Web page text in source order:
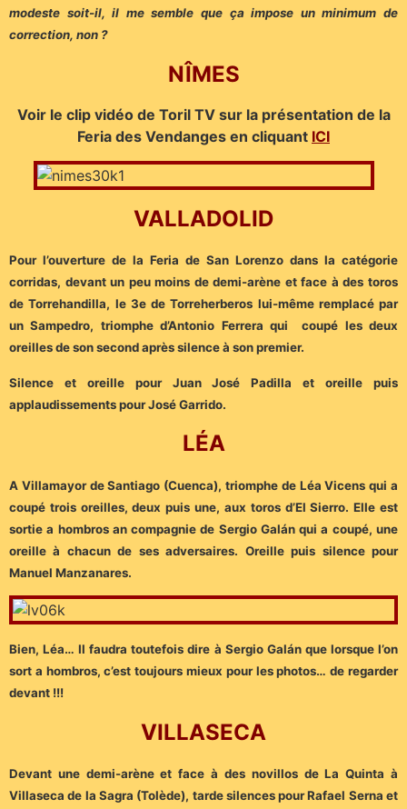
modeste soit-il, il me semble que ça impose un minimum de
correction, non ?
NÎMES
Voir le clip vidéo de Toril TV sur la présentation de la
Feria des Vendanges en cliquant ICI
VALLADOLID
Pour l’ouverture de la Feria de San Lorenzo dans la catégorie
corridas, devant un peu moins de demi-arène et face à des toros
de Torrehandilla, le 3e de Torreherberos lui-même remplacé par
un Sampedro, triomphe d’Antonio Ferrera qui coupé les deux
oreilles de son second après silence à son premier.
Silence et oreille pour Juan José Padilla et oreille puis
applaudissements pour José Garrido.
LÉA
A Villamayor de Santiago (Cuenca), triomphe de Léa Vicens qui a
coupé trois oreilles, deux puis une, aux toros d’El Sierro.Elle est
sortie a hombros an compagnie de Sergio Galán qui a coupé, une
oreille à chacun de ses adversaires. Oreille puis silence pour
Manuel Manzanares.
Bien, Léa… Il faudra toutefois dire à Sergio Galán que lorsque l’on
sort a hombros, c’est toujours mieux pour les photos… de regarder
devant !!!
VILLASECA
Devant une demi-arène et face à des novillos de La Quinta à
Villaseca de la Sagra (Tolède), tarde silences pour Rafael Serna et